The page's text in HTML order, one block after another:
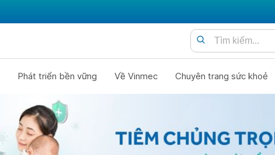
Phát triển bền vững Về Vinmec Chuyên trang sức khoẻ